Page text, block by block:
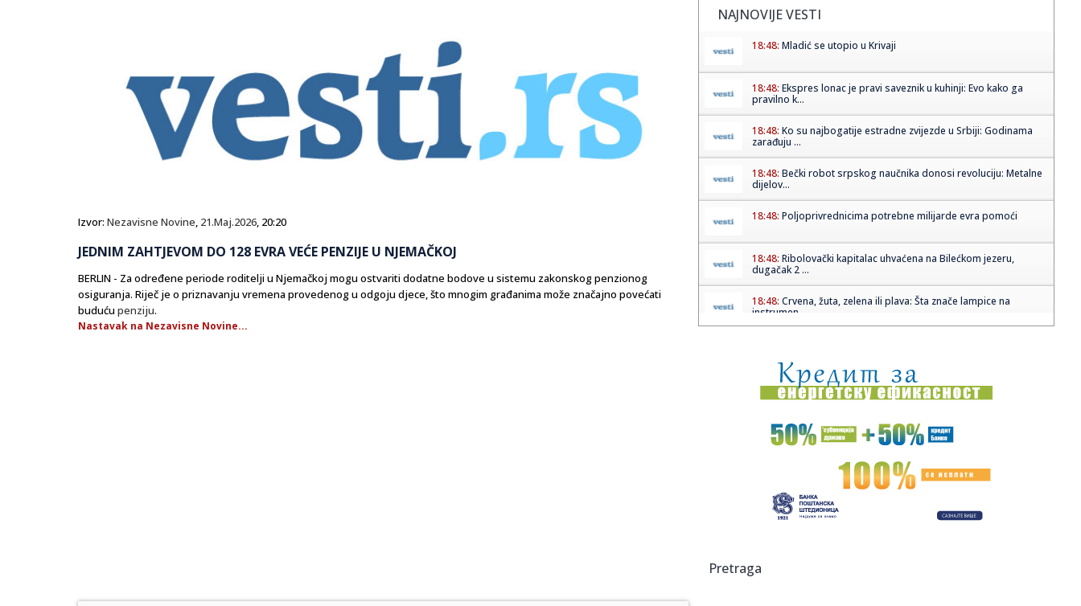
Izvor: Nezavisne Novine, 21.Maj.2026, 20:20
JEDNIM ZAHTJEVOM DO 128 EVRA VEĆE PENZIJE U NJEMAČKOJ
​BERLIN - Za određene periode roditelji u Njemačkoj mogu ostvariti dodatne bodove u sistemu zakonskog penzionog
osiguranja. Riječ je o priznavanju vremena provedenog u odgoju djece, što mnogim građanima može značajno povećati
buduću penziju.
Nastavak na Nezavisne Novine...
NAJNOVIJE VESTI
18:48: Mladić se utopio u Krivaji
18:48: Ekspres lonac je pravi saveznik u kuhinji: Evo kako ga
pravilno k...
18:48: Ko su najbogatije estradne zvijezde u Srbiji: Godinama
zarađuju ...
18:48: Bečki robot srpskog naučnika donosi revoluciju: Metalne
dijelov...
18:48: Poljoprivrednicima potrebne milijarde evra pomoći
18:48: Ribolovački kapitalac uhvaćena na Bilećkom jezeru,
dugačak 2 ...
18:48: Crvena, žuta, zelena ili plava: Šta znače lampice na
instrumen...
18:46:NJUELS SE OPROSTIO OD MESIJEVOG OCA: Emotivna
poruka iz Rosarija ...
18:45:Sudar vozova u Hrvatskoj, nikom od povređenih nije
ugrožen živ...
Vučić se obraća u Belegišu
18:40:BIRODI: Građanima ne treba predsednik Saveta REM-a, već
prodaje na aukc...
Pretraga